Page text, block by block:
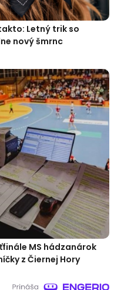
Letný trik so
nový šmrnc
MS hádzanárok
z Čiernej Hory